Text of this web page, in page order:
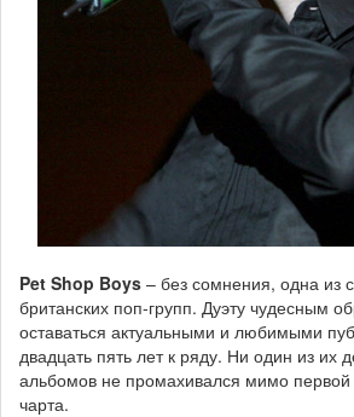
Pet Shop Boys – без сомнения, одна из
британских поп-групп. Дуэту чудесным
оставаться актуальными и любимыми
двадцать пять лет к ряду. Ни один из их
альбомов не промахивался мимо первой
чарта.